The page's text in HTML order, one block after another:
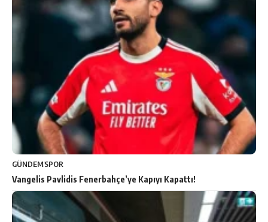
GÜNDEMSPOR
Vangelis Pavlidis Fenerbahçe’ye Kapıyı Kapattı!